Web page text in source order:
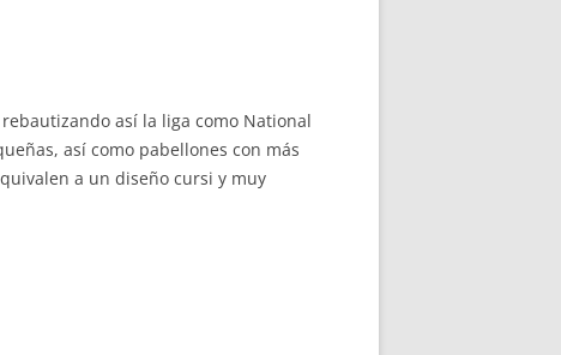
así la liga como National
así como pabellones con más
a un diseño cursi y muy